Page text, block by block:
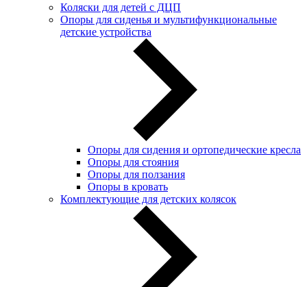
Коляски для детей с ДЦП
Опоры для сиденья и мультифункциональные
детские устройства
Опоры для сидения и ортопедические кресла
Опоры для стояния
Опоры для ползания
Опоры в кровать
Комплектующие для детских колясок